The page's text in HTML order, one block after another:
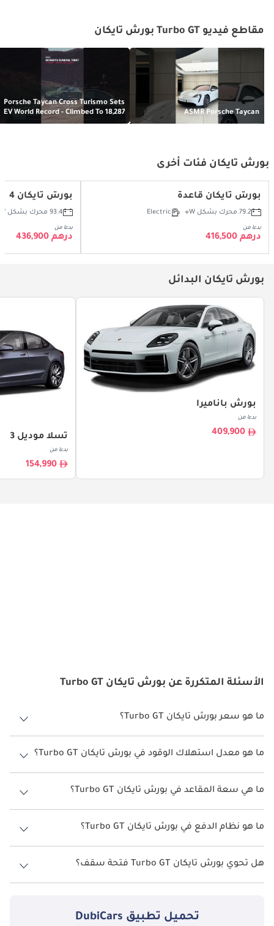
مقاطع فيديو Turbo GT بورش تايكان
ASMR Porsche Taycan
Porsche Taycan Cross Turismo Sets
EV World Record - Climbed To 18,287
Feet Starting From Sea Level
بورش تايكان فئات أخرى
بورش تايكان قاعدة
79.2 محرك بشكل W Electric
بدءا من
درهم 416,500
بورش تايكان 4
93.4 محرك بشكل W
بدءا من
درهم 436,900
بورش تايكان البدائل
بورش باناميرا
بدءا من
409,900 تسلا موديل 3
بدءا من
154,990
الأسئلة المتكررة عن بورش تايكان Turbo GT
ما هو سعر بورش تايكان Turbo GT؟
سعر بورش تايكان Turbo GT هو درهم 928,600.
ما هو معدل استهلاك الوقود في بورش تايكان Turbo GT؟
يبلغ معدل استهلاك الوقود المقترح من الشركة المصنعة لسيارة بورش
تايكان 2026 من 431 كم - 555 كم.
ما هي سعة المقاعد في بورش تايكان Turbo GT؟
تتسع بورش تايكان Turbo GT لأ 4 أشخاص.
ما هو نظام الدفع في بورش تايكان Turbo GT؟
نظام الدفع في بورش تايكان All Wheel Drive Turbo GT.
هل تحوي بورش تايكان Turbo GT فتحة سقف؟
نعم توفر بورش تايكان Turbo GT فتحة السقف كخيار.
تحميل تطبيق DubiCars